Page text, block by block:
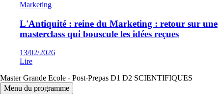
Marketing
L'Antiquité : reine du Marketing : retour sur une
masterclass qui bouscule les idées reçues
13/02/2026
Lire
Master Grande Ecole - Post-Prepas D1 D2 SCIENTIFIQUES
Menu du programme